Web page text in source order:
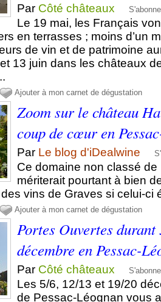
Par Côté châteaux
Le 19 mai, les Français
en terrasses ; moins d’un
de vin et de patrimoine
13 juin dans les châteaux
Ajouter à mon carnet de dégustation
Zoom sur le château
coup de cœur en
Par Le blog d'iDealwine
Ce domaine non classé
mériterait pourtant à bien
vins de Graves si celui-ci
Ajouter à mon carnet de dégustation
Portes Ouvertes durant
décembre en Pessac-
Par Côté châteaux
Les 5/6, 12/13 et 19/20
de Pessac-Léognan vous